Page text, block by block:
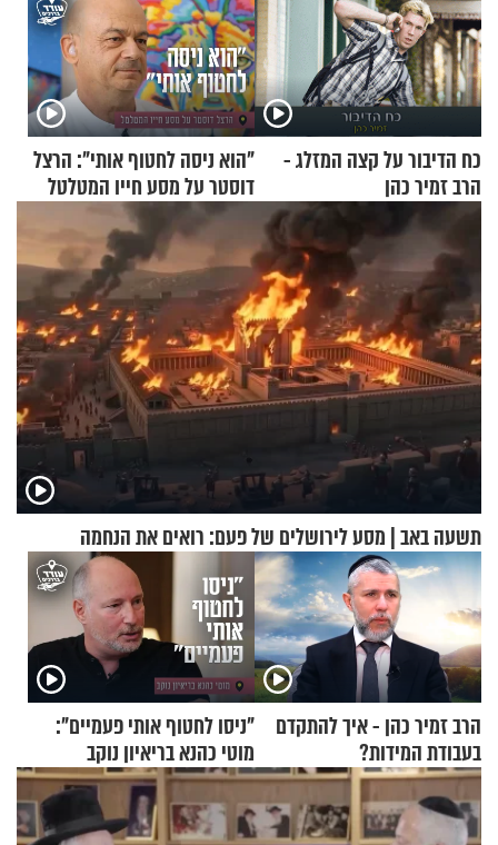
כח הדיבור על קצה המזלג -
הרב זמיר כהן
"הוא ניסה לחטוף אותי": הרצל
דוסטר על מסע חייו המטלטל
תשעה באב | מסע לירושלים של פעם: רואים את הנחמה
הרב זמיר כהן - איך להתקדם
בעבודת המידות?
"ניסו לחטוף אותי פעמיים":
מוטי כהנא בריאיון נוקב